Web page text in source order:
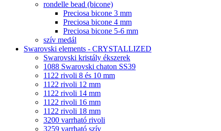
rondelle bead (bicone)
Preciosa bicone 3 mm
Preciosa bicone 4 mm
Preciosa bicone 5-6 mm
szív medál
Swarovski elements - CRYSTALLIZED
Swarovski kristály ékszerek
1088 Swarovski chaton SS39
1122 rivoli 8 és 10 mm
1122 rivoli 12 mm
1122 rivoli 14 mm
1122 rivoli 16 mm
1122 rivoli 18 mm
3200 varrható rivoli
3259 varrható szív